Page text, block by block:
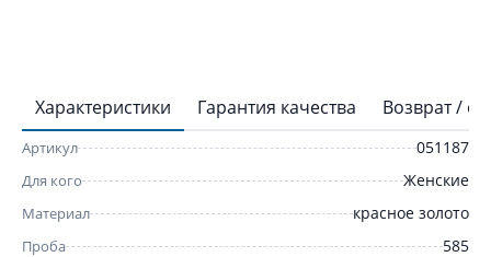
Характеристики Гарантия качества Возврат /
Артикул 051187
Для кого Женские
Материал красное золото
Проба 585